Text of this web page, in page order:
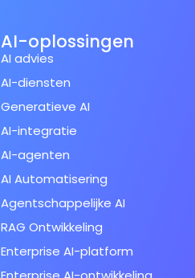
AI-oplossingen
AI advies
AI-diensten
Generatieve AI
AI-integratie
AI-agenten
AI Automatisering
Agentschappelijke AI
RAG Ontwikkeling
Enterprise AI-platform